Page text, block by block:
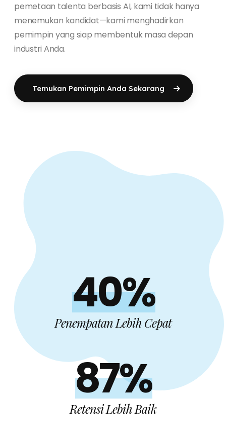
pemetaan talenta berbasis AI, kami tidak hanya
menemukan kandidat—kami menghadirkan
pemimpin yang siap membentuk masa depan
industri Anda.
Temukan Pemimpin Anda Sekarang
40%
Penempatan Lebih Cepat
87%
Retensi Lebih Baik